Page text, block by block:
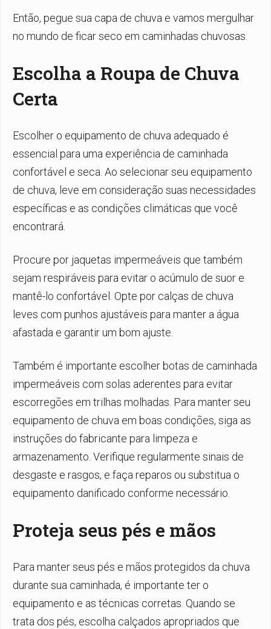
Então, pegue sua capa de chuva e vamos mergulhar
no mundo de ficar seco em caminhadas chuvosas.
Escolha a Roupa de Chuva
Certa
Escolher o equipamento de chuva adequado é
essencial para uma experiência de caminhada
confortável e seca. Ao selecionar seu equipamento
de chuva, leve em consideração suas necessidades
específicas e as condições climáticas que você
encontrará.
Procure por jaquetas impermeáveis que também
sejam respiráveis para evitar o acúmulo de suor e
mantê-lo confortável. Opte por calças de chuva
leves com punhos ajustáveis para manter a água
afastada e garantir um bom ajuste.
Também é importante escolher botas de caminhada
impermeáveis com solas aderentes para evitar
escorregões em trilhas molhadas. Para manter seu
equipamento de chuva em boas condições, siga as
instruções do fabricante para limpeza e
armazenamento. Verifique regularmente sinais de
desgaste e rasgos, e faça reparos ou substitua o
equipamento danificado conforme necessário.
Proteja seus pés e mãos
Para manter seus pés e mãos protegidos da chuva
durante sua caminhada, é importante ter o
equipamento e as técnicas corretas. Quando se
trata dos pés, escolha calçados apropriados que